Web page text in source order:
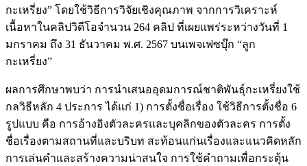
กะเหรี่ยง” โดยใช้วิธีการวิจัยเชิงคุณภาพ จากการวิเคราะห์
เนื้อหาในคลิปวิดีโอจำนวน 264 คลิป ที่เผยแพร่ระหว่างวันที่ 1
มกราคม ถึง 31 ธันวาคม พ.ศ. 2567 บนเพจเฟซบุ๊ก “ลูก
กะเหรี่ยง”
ผลการศึกษาพบว่า การนำเสนออุดมการณ์ชาติพันธุ์กะเหรี่ยงใช้
กลวิธีหลัก 4 ประการ ได้แก่ 1) การตั้งชื่อเรื่อง ใช้วิธีการตั้งชื่อ 6
รูปแบบ คือ การอ้างอิงตัวละครและบุคลิกของตัวละคร การตั้ง
ชื่อเรื่องตามสถานที่และบริบท สะท้อนแก่นเรื่องและแนวคิดหลัก
การเล่นคำและสร้างความน่าสนใจ การใช้คำถามเพื่อกระตุ้น